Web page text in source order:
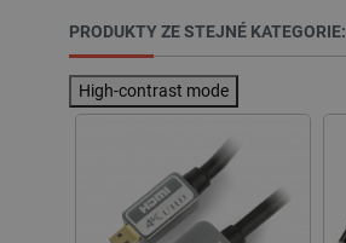
PRODUKTY ZE STEJNÉ KATEGORIE:
High-contrast mode